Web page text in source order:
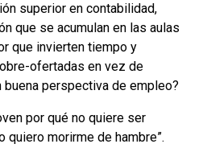
superior en contabilidad,
que se acumulan en las aulas
que invierten tiempo y
ofertadas en vez de
buena perspectiva de empleo?
por qué no quiere ser
quiero morirme de hambre”.